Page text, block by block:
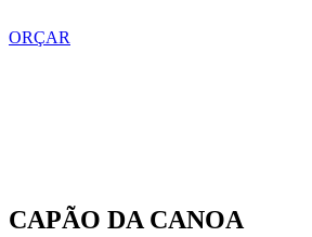
ORÇAR
CAPÃO DA CANOA